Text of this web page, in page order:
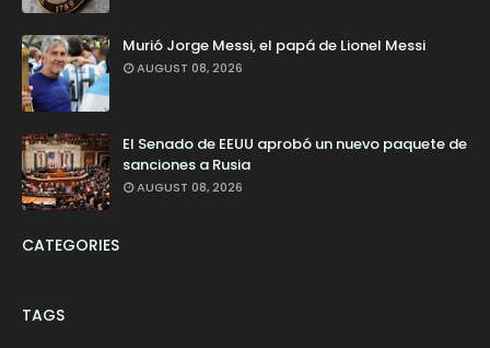
Murió Jorge Messi, el papá de Lionel Messi
AUGUST 08, 2026
El Senado de EEUU aprobó un nuevo paquete de
sanciones a Rusia
AUGUST 08, 2026
CATEGORIES
TAGS